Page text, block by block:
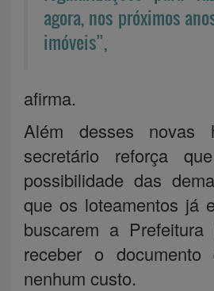
agora, nos próximos
imóveis”,
afirma.
Além desses novas
secretário reforça
possibilidade das
que os loteamentos já
buscarem a Prefeitura
receber o documento
nenhum custo.